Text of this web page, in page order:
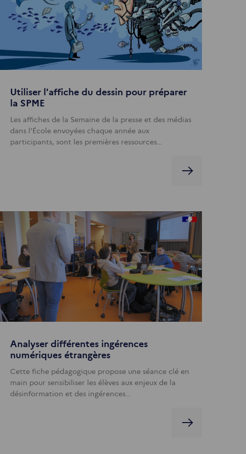
Utiliser l'affiche du dessin pour préparer
la SPME
Les affiches de la Semaine de la presse et des médias
dans l’École envoyées chaque année aux
participants, sont les premières ressources…
Analyser différentes ingérences
numériques étrangères
Cette fiche pédagogique propose une séance clé en
main pour sensibiliser les élèves aux enjeux de la
désinformation et des ingérences…